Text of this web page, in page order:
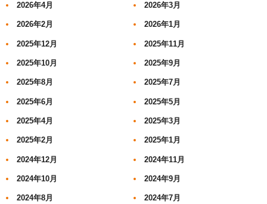
2026年4月 2026年3月
2026年2月 2026年1月
2025年12月 2025年11月
2025年10月 2025年9月
2025年8月 2025年7月
2025年6月 2025年5月
2025年4月 2025年3月
2025年2月 2025年1月
2024年12月 2024年11月
2024年10月 2024年9月
2024年8月 2024年7月